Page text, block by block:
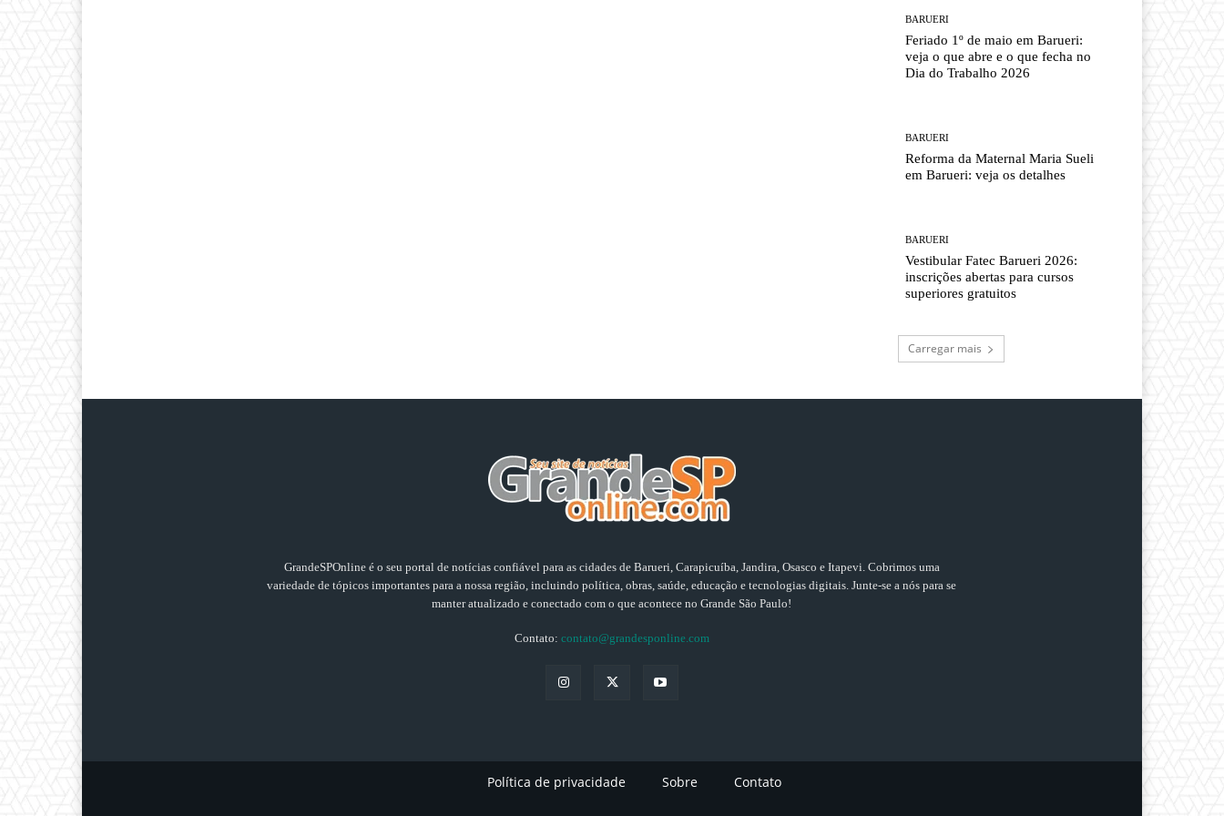
BARUERI
Feriado 1º de maio em Barueri:
veja o que abre e o que fecha no
Dia do Trabalho 2026
BARUERI
Reforma da Maternal Maria Sueli
em Barueri: veja os detalhes
BARUERI
Vestibular Fatec Barueri 2026:
inscrições abertas para cursos
superiores gratuitos
Carregar mais
GrandeSPOnline é o seu portal de notícias confiável para as cidades de Barueri, Carapicuíba, Jandira, Osasco e Itapevi. Cobrimos uma
variedade de tópicos importantes para a nossa região, incluindo política, obras, saúde, educação e tecnologias digitais. Junte-se a nós para se
manter atualizado e conectado com o que acontece no Grande São Paulo!
Contato: contato@grandesponline.com
Política de privacidade Sobre Contato